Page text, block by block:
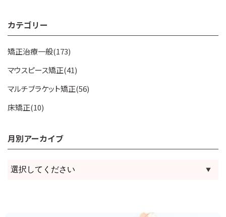
カテゴリー
矯正治療一般(173)
マウスピース矯正(41)
マルチブラケット矯正(56)
床矯正(10)
月別アーカイブ